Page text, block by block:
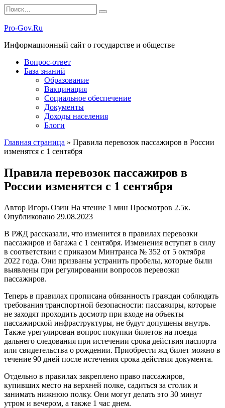
Перейти
к
содержанию
Search
for:
Pro-Gov.Ru
Информационный сайт о государстве и обществе
Вопрос-ответ
База знаний
Образование
Вакцинация
Социальное обеспечение
Документы
Доходы населения
Блоги
Главная страница » Правила перевозок пассажиров в России
изменятся с 1 сентября
Правила перевозок пассажиров в
России изменятся с 1 сентября
Автор Игорь Озин На чтение 1 мин Просмотров 2.5к.
Опубликовано 29.08.2023
В РЖД рассказали, что изменится в правилах перевозки
пассажиров и багажа с 1 сентября. Изменения вступят в силу
в соответствии с приказом Минтранса № 352 от 5 октября
2022 года. Они призваны устранить пробелы, которые были
выявлены при регулировании вопросов перевозки
пассажиров.
Теперь в правилах прописана обязанность граждан соблюдать
требования транспортной безопасности: пассажиры, которые
не заходят проходить досмотр при входе на объекты
пассажирской инфраструктуры, не будут допущены внутрь.
Также урегулирован вопрос покупки билетов на поезда
дальнего следования при истечении срока действия паспорта
или свидетельства о рождении. Приобрести жд билет можно в
течение 90 дней после истечения срока действия документа.
Отдельно в правилах закреплено право пассажиров,
купивших место на верхней полке, садиться за столик и
занимать нижнюю полку. Они могут делать это 30 минут
утром и вечером, а также 1 час днем.